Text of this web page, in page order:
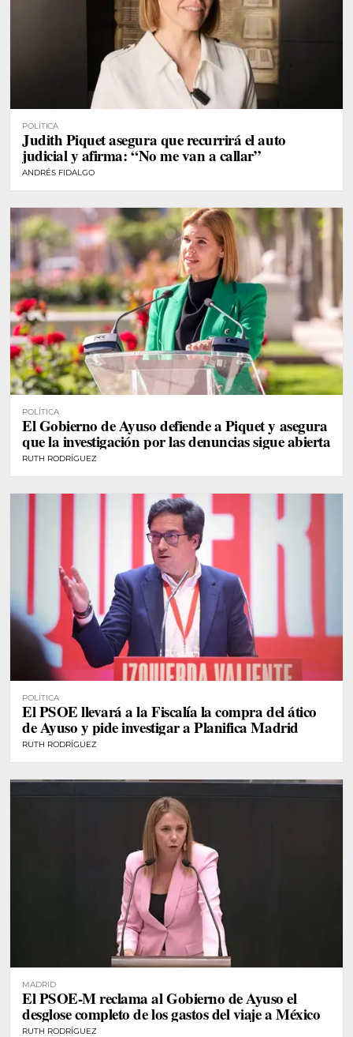
POLÍTICA
Judith Piquet asegura que recurrirá el auto
judicial y afirma: “No me van a callar”
ANDRÉS FIDALGO
POLÍTICA
El Gobierno de Ayuso defiende a Piquet y asegura
que la investigación por las denuncias sigue abierta
RUTH RODRÍGUEZ
POLÍTICA
El PSOE llevará a la Fiscalía la compra del ático
de Ayuso y pide investigar a Planifica Madrid
RUTH RODRÍGUEZ
MADRID
El PSOE-M reclama al Gobierno de Ayuso el
desglose completo de los gastos del viaje a México
RUTH RODRÍGUEZ